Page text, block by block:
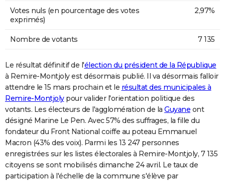
Votes nuls (en pourcentage des votes
exprimés)
2,97%
Nombre de votants 7 135
Le résultat définitif de l'élection du président de la République
à Remire-Montjoly est désormais publié. Il va désormais falloir
attendre le 15 mars prochain et le résultat des municipales à
Remire-Montjolypour valider l'orientation politique des
votants. Les électeurs de l'agglomération de la Guyane ont
désigné Marine Le Pen. Avec 57% des suffrages, la fille du
fondateur du Front National coiffe au poteau Emmanuel
Macron (43% des voix). Parmi les 13 247 personnes
enregistrées sur les listes électorales à Remire-Montjoly, 7 135
citoyens se sont mobilisés dimanche 24 avril. Le taux de
participation à l'échelle de la commune s'élève par